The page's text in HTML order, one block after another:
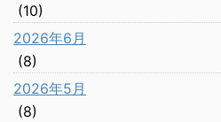
(10)
2026年6月
(8)
2026年5月
(8)